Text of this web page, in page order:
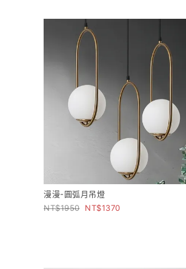
漫漫-圓弧月吊燈
1950
1370